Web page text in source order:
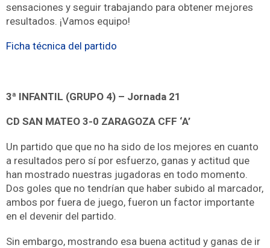
sensaciones y seguir trabajando para obtener mejores
resultados. ¡Vamos equipo!
Ficha técnica del partido
3ª INFANTIL (GRUPO 4) – Jornada 21
CD SAN MATEO 3-0 ZARAGOZA CFF ‘A’
Un partido que que no ha sido de los mejores en cuanto
a resultados pero sí por esfuerzo, ganas y actitud que
han mostrado nuestras jugadoras en todo momento.
Dos goles que no tendrían que haber subido al marcador,
ambos por fuera de juego, fueron un factor importante
en el devenir del partido.
Sin embargo, mostrando esa buena actitud y ganas de ir